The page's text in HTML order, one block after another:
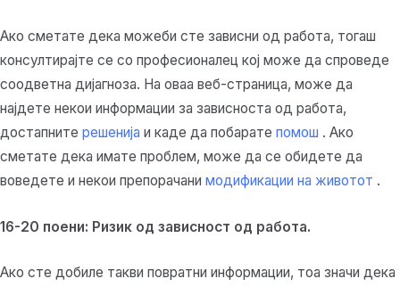
Ако сметате дека можеби сте зависни од работа, тогаш
консултирајте се со професионалец кој може да спроведе
соодветна дијагноза. На оваа веб-страница, може да
најдете некои информации за зависноста од работа,
достапните решенија и каде да побарате помош . Ако
сметате дека имате проблем, може да се обидете да
воведете и некои препорачани модификации на животот .
16-20 поени: Ризик од зависност од работа.
Ако сте добиле такви повратни информации, тоа значи дека